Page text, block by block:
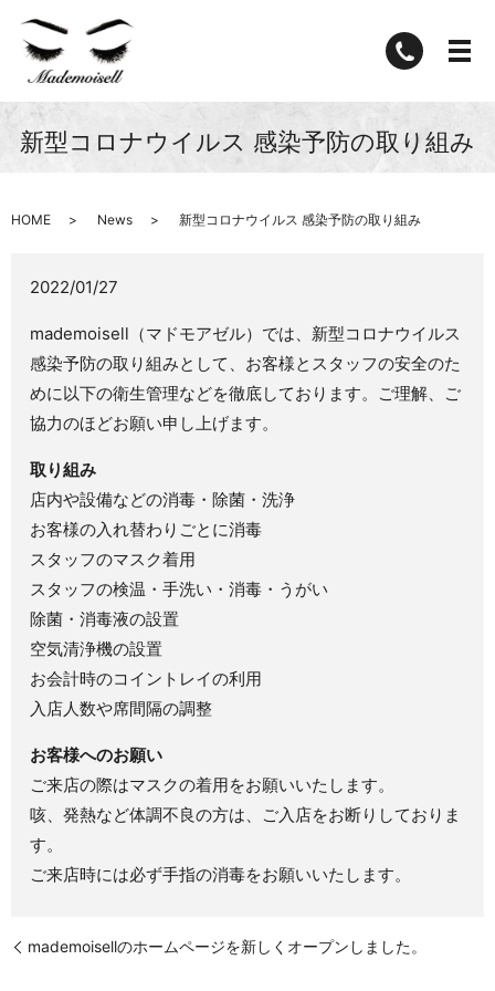
新型コロナウイルス 感染予防の取り組み
HOME News 新型コロナウイルス 感染予防の取り組み
2022/01/27
mademoisell（マドモアゼル）では、新型コロナウイルス
感染予防の取り組みとして、お客様とスタッフの安全のた
めに以下の衛生管理などを徹底しております。ご理解、ご
協力のほどお願い申し上げます。
取り組み
店内や設備などの消毒・除菌・洗浄
お客様の入れ替わりごとに消毒
スタッフのマスク着用
スタッフの検温・手洗い・消毒・うがい
除菌・消毒液の設置
空気清浄機の設置
お会計時のコイントレイの利用
入店人数や席間隔の調整
お客様へのお願い
ご来店の際はマスクの着用をお願いいたします。
咳、発熱など体調不良の方は、ご入店をお断りしておりま
す。
ご来店時には必ず手指の消毒をお願いいたします。
mademoisellのホームページを新しくオープンしました。